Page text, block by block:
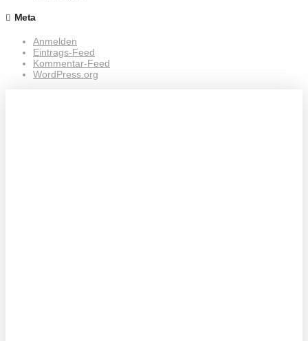
Meta
Anmelden
Eintrags-Feed
Kommentar-Feed
WordPress.org